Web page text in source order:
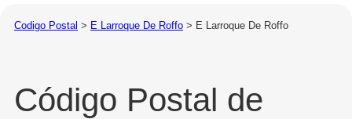
Codigo Postal > E Larroque De Roffo > E Larroque De Roffo
Código Postal de